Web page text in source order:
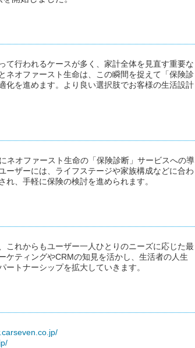
て行われるケースが多く、家計全体を見直す重要な
ネオファースト生命は、この瞬間を捉えて「保険診
化を進めます。より良い選択肢でお客様の生活設計
ネオファースト生命の「保険診断」サービスへの導
ーザーには、ライフステージや家族構成などに合わ
、手軽に保険の検討を進められます。
これからもユーザー一人ひとりのニーズに応じた最
ケティングやCRMの知見を活かし、生活者の人生
トナーシップを拡大していきます。